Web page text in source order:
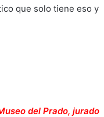
que solo tiene eso y
del Prado, jurado